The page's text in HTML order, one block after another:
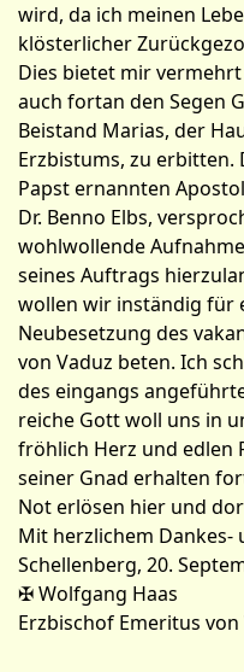
wird, da ich meinen
klösterlicher
Dies bietet mir
auch fortan den Segen
Beistand Marias, der
Erzbistums, zu erbitten.
Papst ernannten
Dr. Benno Elbs,
wohlwollende
seines Auftrags
wollen wir inständig für
Neubesetzung des
von Vaduz beten. Ich
des eingangs
reiche Gott woll uns in
fröhlich Herz und edlen
seiner Gnad erhalten
Not erlösen hier und
Mit herzlichem Dankes-
Schellenberg, 20.
✠ Wolfgang Haas
Erzbischof Emeritus von